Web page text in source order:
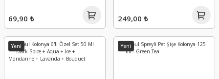
69,90 ₺ 249,00 ₺
Yeni Yeni